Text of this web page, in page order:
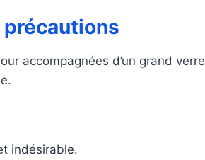
accompagnées d’un grand
indésirable.